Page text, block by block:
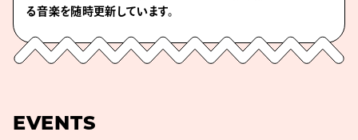
る音楽を随時更新しています。
EVENTS